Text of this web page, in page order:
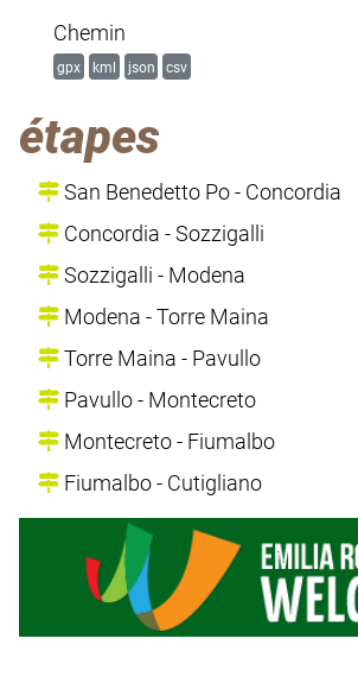
Chemin
gpx kml json csv
étapes
San Benedetto Po - Concordia
Concordia - Sozzigalli
Sozzigalli - Modena
Modena - Torre Maina
Torre Maina - Pavullo
Pavullo - Montecreto
Montecreto - Fiumalbo
Fiumalbo - Cutigliano